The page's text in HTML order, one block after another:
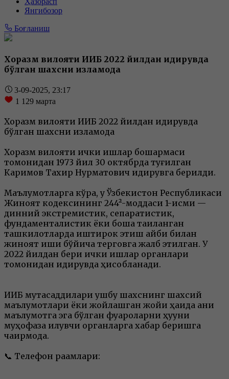
Янгибозор
Боғланиш
Хоразм вилояти ИИБ 2022 йилдан қидирувда
бўлган шахсни изламоқда
3-09-2025, 23:17
1 129 марта
Хоразм вилояти ИИБ 2022 йилдан қидирувда
бўлган шахсни изламоқда
Хоразм вилояти ички ишлар бошқармаси
томонидан 1973 йил 30 октябрда туғилган
Каримов Тахир Нурматович қидирувга берилди.
Маълумотларга кўра, у Ўзбекистон Республикаси
Жиноят кодексининг 244²-моддаси 1-қисми —
динний экстремистик, сепаратистик,
фундаменталистик ёки бошқа тақиқланган
ташкилотларда иштирок этиш айби билан
жиноят иши бўйича терговга жалб этилган. У
2022 йилдан бери ички ишлар органлари
томонидан қидирувда ҳисобланади.
ИИБ мутасаддилари ушбу шахснинг шахсий
маълумотлари ёки жойлашган жойи ҳақида аниқ
маълумотга эга бўлган фуқароларни ҳуқуқни
муҳофаза қилувчи органларга хабар беришга
чақирмоқда.
📞 Телефон рақамлари: